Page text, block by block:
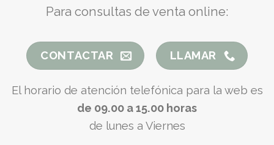
Para consultas de venta online:
CONTACTAR LLAMAR
El horario de atención telefónica para la web es
de 09.00 a 15.00 horas
de lunes a Viernes